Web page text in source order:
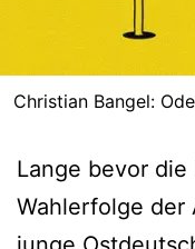
Christian Bangel:
Lange bevor
Wahlerfolge der